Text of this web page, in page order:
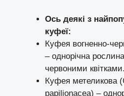
Ось деякі з
куфеї:
Куфея вогненно-
– однорічна
червоними квітками.
Куфея метеликова
papilionacea) –